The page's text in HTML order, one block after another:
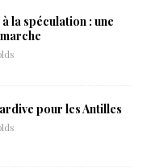
la spéculation : une
pour les Antilles